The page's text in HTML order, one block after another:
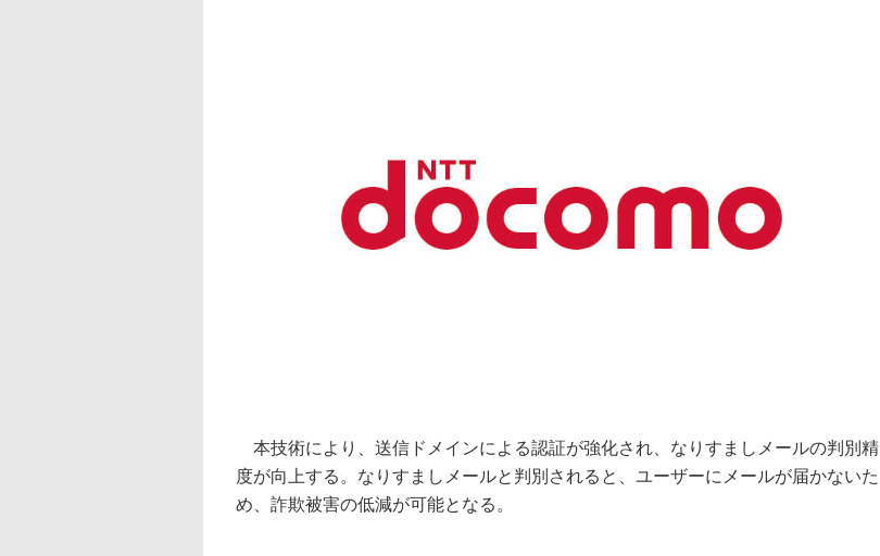
本技術により、送信ドメインによる認証が強化され、なりすましメールの判別精
度が向上する。なりすましメールと判別されると、ユーザーにメールが届かないた
め、詐欺被害の低減が可能となる。